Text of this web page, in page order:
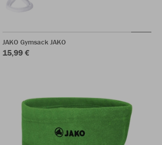
JAKO Gymsack JAKO
15,99 €